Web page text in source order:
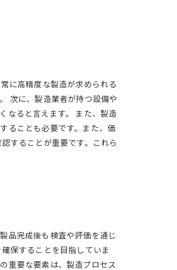
に高精度な製造が求められる
次に、製造業者が持つ設備や
なると言えます。 また、製造
ることも必要です。また、価
することが重要です。これら
品完成後も検査や評価を通じ
保することを目指していま
重要な要素は、製造プロセス